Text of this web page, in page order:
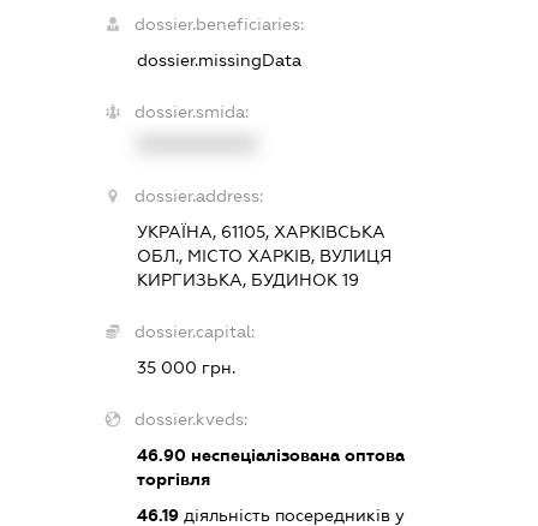
dossier.beneficiaries:
dossier.missingData
dossier.smida:
dossier.address:
УКРАЇНА, 61105, ХАРКІВСЬКА
ОБЛ., МІСТО ХАРКІВ, ВУЛИЦЯ
КИРГИЗЬКА, БУДИНОК 19
dossier.capital:
35 000 грн.
dossier.kveds:
46.90 неспеціалізована оптова
торгівля
46.19 діяльність посередників у